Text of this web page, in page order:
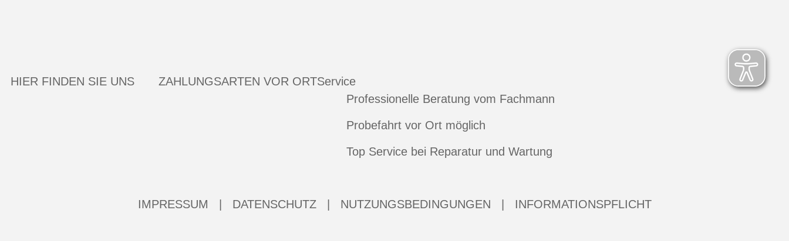
HIER FINDEN SIE UNS ZAHLUNGSARTEN VOR ORTService
Professionelle Beratung vom Fachmann
Probefahrt vor Ort möglich
Top Service bei Reparatur und Wartung
IMPRESSUM DATENSCHUTZ NUTZUNGSBEDINGUNGEN INFORMATIONSPFLICHT